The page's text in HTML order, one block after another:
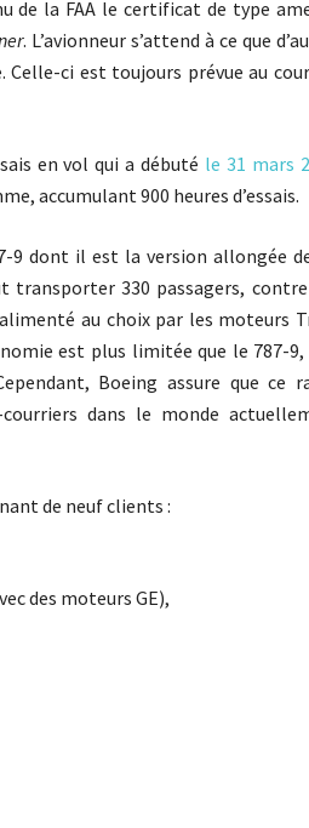
de la FAA le certificat de type
. L’avionneur s’attend à ce que
ci est toujours prévue au
en vol qui a débuté le 31 mars
accumulant 900 heures d’essais.
9 dont il est la version allongée
330 passagers, contre
au choix par les moteurs
est plus limitée que le 787-
Boeing assure que ce
dans le monde
de neuf clients :
des moteurs GE),